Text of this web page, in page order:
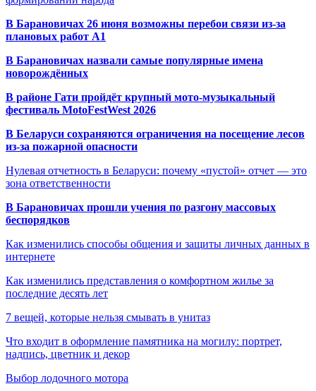
В Барановичах 26 июня возможны перебои связи из-за
плановых работ A1
В Барановичах назвали самые популярные имена
новорождённых
В районе Гати пройдёт крупный мото-музыкальный
фестиваль MotoFestWest 2026
В Беларуси сохраняются ограничения на посещение лесов
из-за пожарной опасности
Нулевая отчетность в Беларуси: почему «пустой» отчет — это
зона ответственности
В Барановичах прошли учения по разгону массовых
беспорядков
Как изменились способы общения и защиты личных данных в
интернете
Как изменились представления о комфортном жилье за
последние десять лет
7 вещей, которые нельзя смывать в унитаз
Что входит в оформление памятника на могилу: портрет,
надпись, цветник и декор
Выбор лодочного мотора